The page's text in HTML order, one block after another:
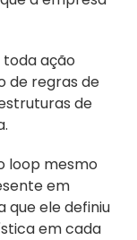
toda ação
de regras de
de
loop mesmo
em
que ele definiu
em cada